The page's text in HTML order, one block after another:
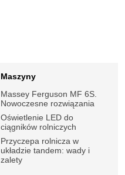
Maszyny
Massey Ferguson MF 6S.
Nowoczesne rozwiązania
Oświetlenie LED do
ciągników rolniczych
Przyczepa rolnicza w
układzie tandem: wady i
zalety